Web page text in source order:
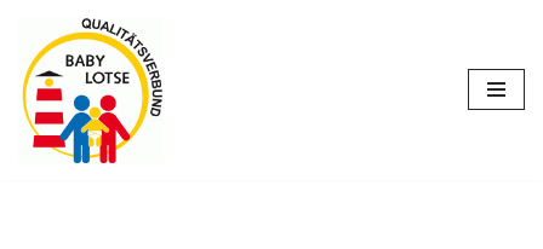
Zum
Inhalt
springen